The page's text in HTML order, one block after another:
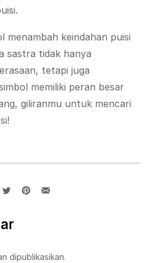
menambah keindahan puisi
sastra tidak hanya
tetapi juga
memiliki peran besar
giliranmu untuk mencari
dipublikasikan.